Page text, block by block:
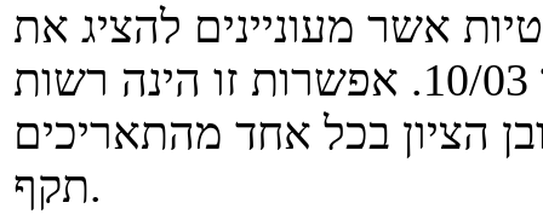
אשר מעוניינים להציג את
הפרויקט, אנחנו נאפשר זאת בתאריך 10/03. אפשרות זו הינה רשות
הציון בכל אחד מהתאריכים
תקף.